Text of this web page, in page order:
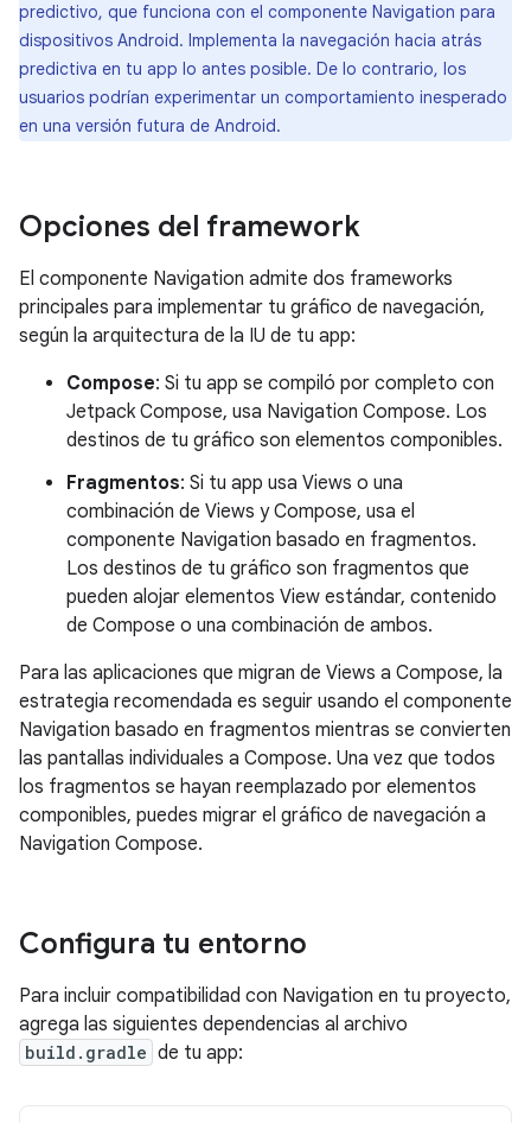
predictivo, que funciona con el componente Navigation para
dispositivos Android. Implementa la navegación hacia atrás
predictiva en tu app lo antes posible. De lo contrario, los
usuarios podrían experimentar un comportamiento inesperado
en una versión futura de Android.
Opciones del framework
El componente Navigation admite dos frameworks
principales para implementar tu gráfico de navegación,
según la arquitectura de la IU de tu app:
Compose: Si tu app se compiló por completo con
Jetpack Compose, usa Navigation Compose. Los
destinos de tu gráfico son elementos componibles.
Fragmentos: Si tu app usa Views o una
combinación de Views y Compose, usa el
componente Navigation basado en fragmentos.
Los destinos de tu gráfico son fragmentos que
pueden alojar elementos View estándar, contenido
de Compose o una combinación de ambos.
Para las aplicaciones que migran de Views a Compose, la
estrategia recomendada es seguir usando el componente
Navigation basado en fragmentos mientras se convierten
las pantallas individuales a Compose. Una vez que todos
los fragmentos se hayan reemplazado por elementos
componibles, puedes migrar el gráfico de navegación a
Navigation Compose.
Configura tu entorno
Para incluir compatibilidad con Navigation en tu proyecto,
agrega las siguientes dependencias al archivo
build.gradle de tu app: